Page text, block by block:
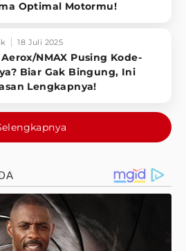
Optimal Motormu!
18 Juli 2025
NMAX Pusing Kode-
Biar Gak Bingung, Ini
Lengkapnya!